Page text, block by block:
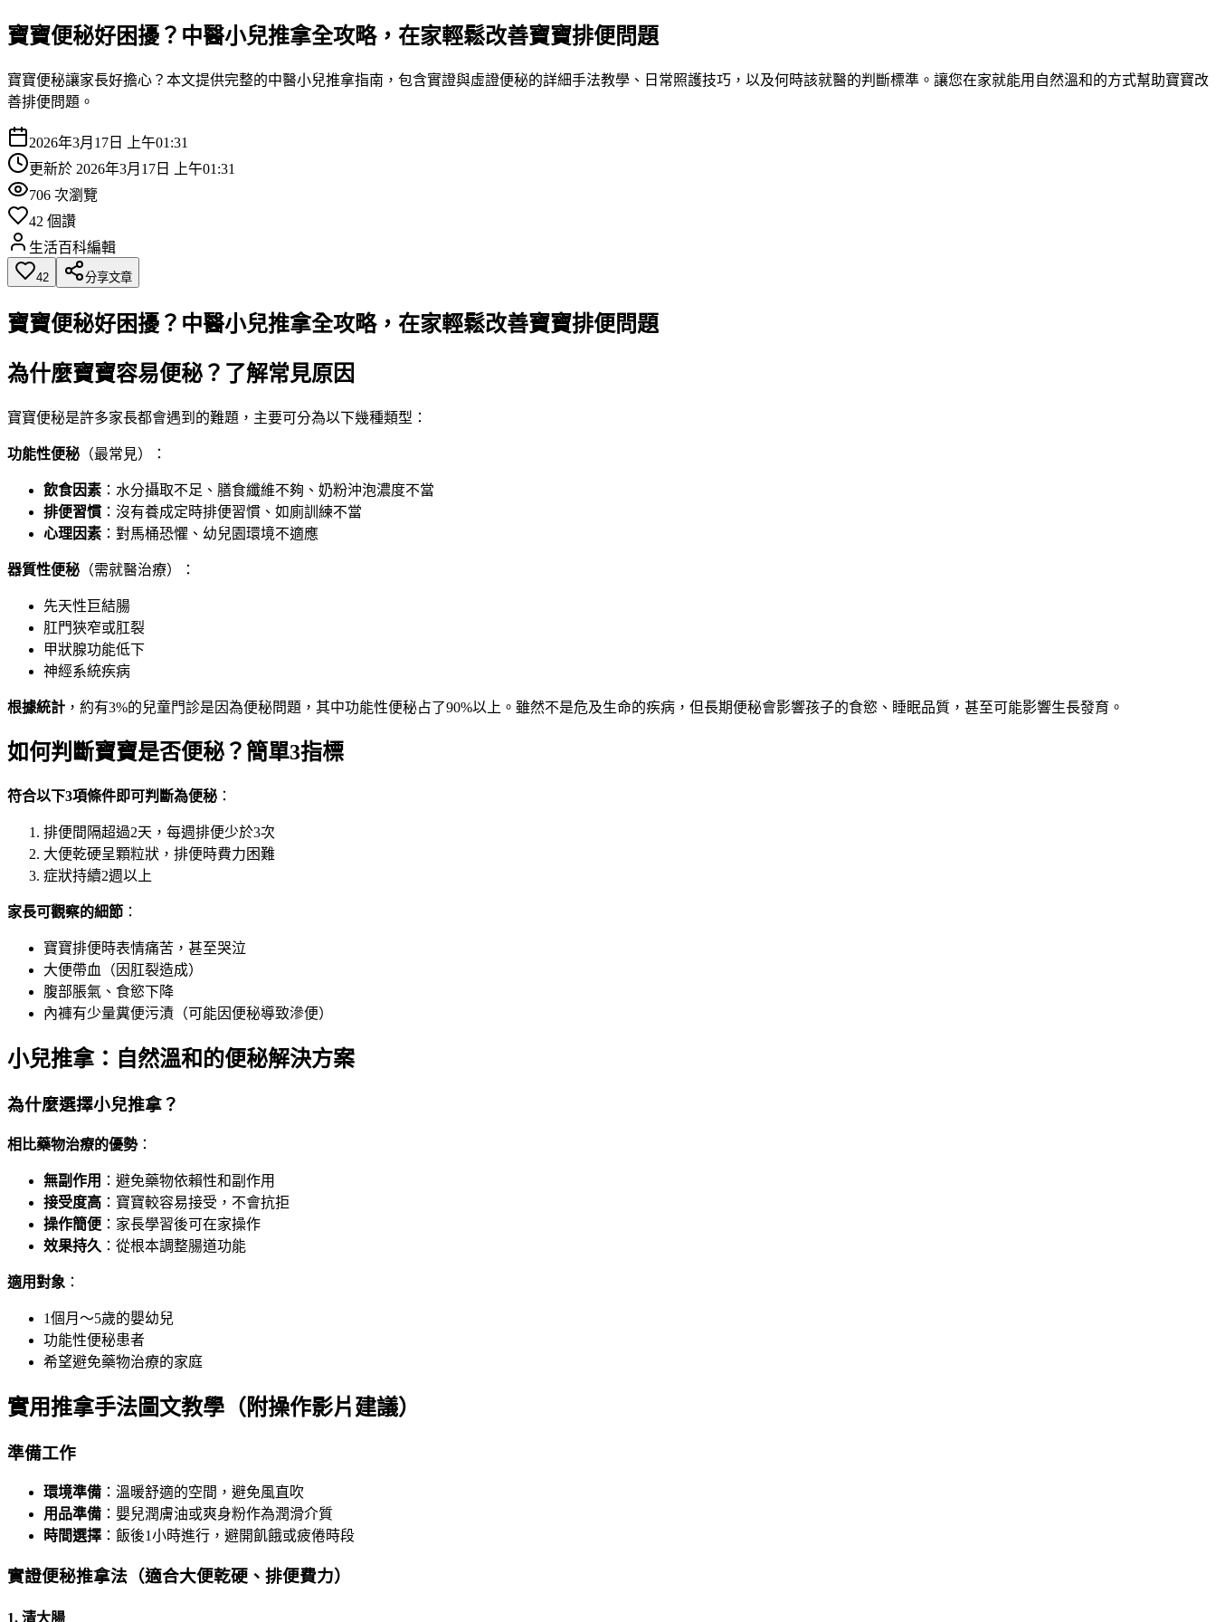
寶寶便秘好困擾？中醫小兒推拿全攻略，在家輕鬆改善寶寶排便問題
寶寶便秘讓家長好擔心？本文提供完整的中醫小兒推拿指南，包含實證與虛證便秘的詳細手法教學、日常照護技巧，以及何時該就醫的判斷標準。讓您在家就能用自然溫和的方式幫助寶寶改
善排便問題。
2026年3月17日 上午01:31
更新於 2026年3月17日 上午01:31
706 次瀏覽
42 個讚
生活百科編輯
42 分享文章
寶寶便秘好困擾？中醫小兒推拿全攻略，在家輕鬆改善寶寶排便問題
為什麼寶寶容易便秘？了解常見原因
寶寶便秘是許多家長都會遇到的難題，主要可分為以下幾種類型：
功能性便秘 （最常見）：
飲食因素 ：水分攝取不足、膳食纖維不夠、奶粉沖泡濃度不當
排便習慣 ：沒有養成定時排便習慣、如廁訓練不當
心理因素 ：對馬桶恐懼、幼兒園環境不適應
器質性便秘 （需就醫治療）：
先天性巨結腸
肛門狹窄或肛裂
甲狀腺功能低下
神經系統疾病
根據統計 ，約有3%的兒童門診是因為便秘問題，其中功能性便秘占了90%以上。雖然不是危及生命的疾病，但長期便秘會影響孩子的食慾、睡眠品質，甚至可能影響生長發育。
如何判斷寶寶是否便秘？簡單3指標
符合以下3項條件即可判斷為便秘 ：
排便間隔超過2天，每週排便少於3次
大便乾硬呈顆粒狀，排便時費力困難
症狀持續2週以上
家長可觀察的細節 ：
寶寶排便時表情痛苦，甚至哭泣
大便帶血（因肛裂造成）
腹部脹氣、食慾下降
內褲有少量糞便污漬（可能因便秘導致滲便）
小兒推拿：自然溫和的便秘解決方案
為什麼選擇小兒推拿？
相比藥物治療的優勢：
無副作用 ：避免藥物依賴性和副作用
接受度高 ：寶寶較容易接受，不會抗拒
操作簡便 ：家長學習後可在家操作
效果持久 ：從根本調整腸道功能
適用對象 ：
1個月～5歲的嬰幼兒
功能性便秘患者
希望避免藥物治療的家庭
實用推拿手法圖文教學（附操作影片建議）
準備工作
環境準備 ：溫暖舒適的空間，避免風直吹
用品準備 ：嬰兒潤膚油或爽身粉作為潤滑介質
時間選擇 ：飯後1小時進行，避開飢餓或疲倦時段
實證便秘推拿法（適合大便乾硬、排便費力）
1. 清大腸